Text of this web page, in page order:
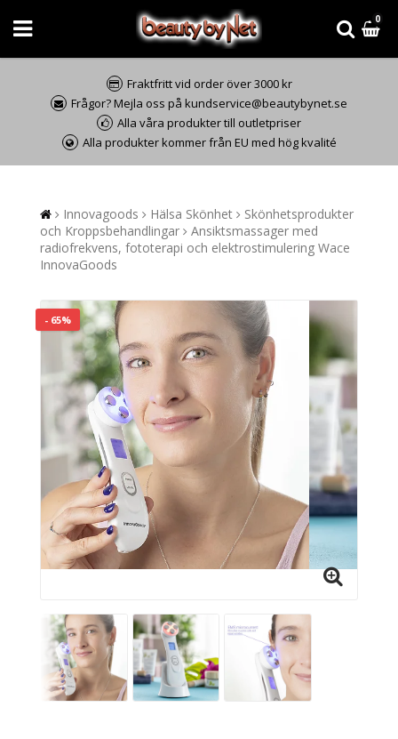
0
Fraktfritt vid order över 3000 kr
Frågor? Mejla oss på kundservice@beautybynet.se
Alla våra produkter till outletpriser
Alla produkter kommer från EU med hög kvalité
Innovagoods Hälsa Skönhet
Skönhetsprodukter
och Kroppsbehandlingar
Ansiktsmassager med
radiofrekvens, fototerapi och elektrostimulering Wace
InnovaGoods
- 65%